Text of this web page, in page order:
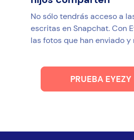
No sólo tendrás acceso a
escritas en Snapchat. Con
las fotos que han enviado
PRUEBA EYEZY